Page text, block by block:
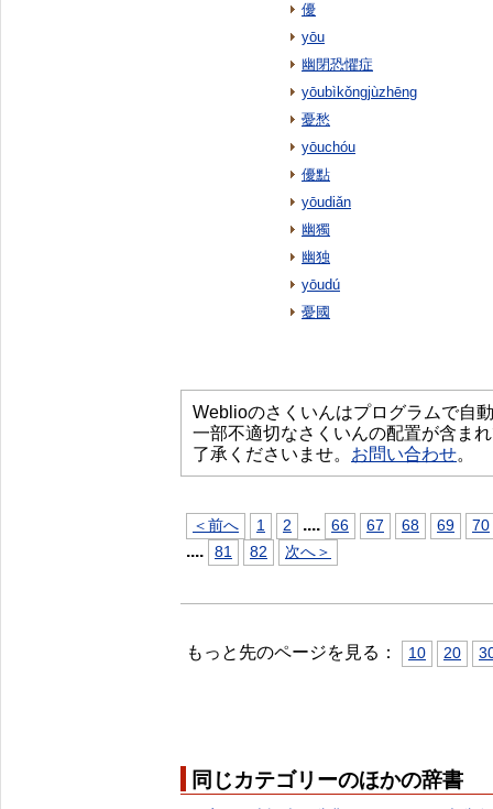
優
yōu
幽閉恐懼症
yōubìkǒngjùzhēng
憂愁
yōuchóu
優點
yōudiǎn
幽獨
幽独
yōudú
憂國
Weblioのさくいんはプログラムで自
一部不適切なさくいんの配置が含ま
了承くださいませ。 お問い合わせ。
＜前へ 1 2 .... 66 67 68 69 70
.... 81 82 次へ＞
もっと先のページを見る： 10 20
同じカテゴリーのほかの辞書